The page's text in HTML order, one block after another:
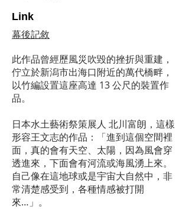
Link
幕後記敘
此作品曾經歷風災吹毀的挫折與重建，
佇立於新潟市出海口附近的萬代橋畔，
以竹編設置這座高達 13 公尺的裝置作
品。
日本水土藝術祭策展人 北川富朗，這樣
形容王文志的作品：「進到這個空間裡
面，真的會有天空、太陽，因為風會穿
透進來，下面會有河流或海風湧上來。
自己像在這地球或是宇宙大自然中，非
常清楚感受到，各種情感被打開
來…」。